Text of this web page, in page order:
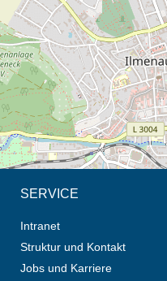
SERVICE
Intranet
Struktur und Kontakt
Jobs und Karriere